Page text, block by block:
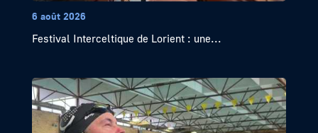
6 août 2026
Festival Interceltique de Lorient : une...